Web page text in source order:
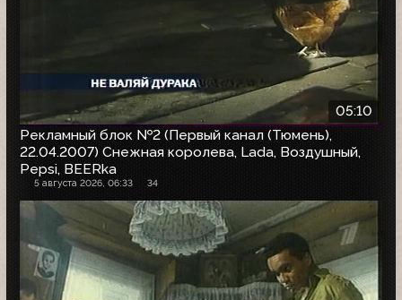
05:10
Рекламный блок №2 (Первый канал (Тюмень),
22.04.2007) Снежная королева, Lada, Воздушный,
Pepsi, BEERka
5 августа 2026, 06:33 34